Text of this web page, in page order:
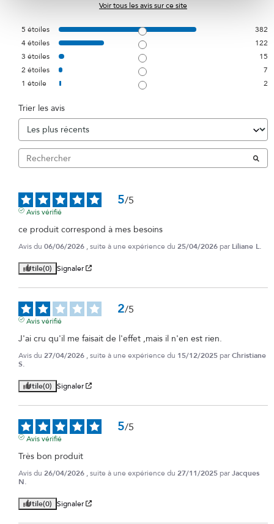
Voir tous les avis sur ce site
5 étoiles
382
4étoiles
122
3 étoiles
15
2 étoiles
7
1 étoile 2
Trier les avis
5/5
Avis vérifié
ce produit correspond à mes besoins
Avis du 06/06/2026 , suite à une expérience du 25/04/2026 par Liliane L.
Utile(0) Signaler
2/5
Avis vérifié
J'ai cru qu'il me faisait de l'effet ,mais il n'en est rien.
Avis du 27/04/2026 , suite à une expérience du 15/12/2025 parChristiane
S.
Utile(0) Signaler
5/5
Avis vérifié
Très bon produit
Avis du 26/04/2026 , suite à une expérience du 27/11/2025 parJacques
N.
Utile(0) Signaler